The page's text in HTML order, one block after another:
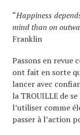
“Happiness
mind than on
Franklin
Passons en revue
ont fait en sorte
lancer avec
la TROUILLE de
l’utiliser comme
passer à l’action